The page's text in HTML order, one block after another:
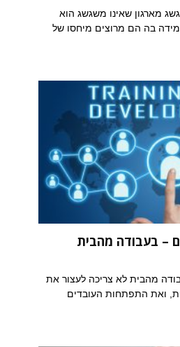
מארגון שאינו משגשג הוא
בה הם מרוצים מיחסו של
– בעבודה מהבית
מהבית לא צריכה לעצור את
ואת התפתחות העובדים